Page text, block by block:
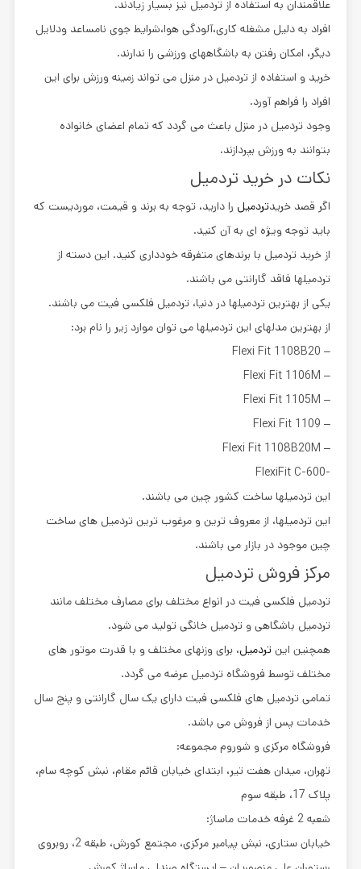
علاقمندان به استفاده از تردمیل نیز بسیار زیادند.
افراد به دلیل مشغله کاری،آلودگی هوا،شرایط جوی نامساعد ودلایل
دیگر، امکان رفتن به باشگاههای ورزشی را ندارند.
خرید و استفاده از تردمیل در منزل می تواند زمینه ورزش برای این
افراد را فراهم آورد.
وجود تردمیل در منزل باعث می گردد که تمام اعضای خانواده
بتوانند به ورزش بپردازند.
نکات در خرید تردمیل
اگر قصد خریدتردمیل را دارید، توجه به برند و قیمت، موردیست که
باید توجه ویژه ای به آن کنید.
از خرید تردمیل با برندهای متفرقه خودداری کنید. این دسته از
تردمیلها فاقد گارانتی می باشند.
یکی از بهترین تردمیلها در دنیا، تردمیل فلکسی فیت می باشند.
از بهترین مدلهای این تردمیلها می توان موارد زیر را نام برد:
– Flexi Fit 1108B20
– Flexi Fit 1106M
–
Flexi Fit 1105M
–
Flexi Fit 1109
–
Flexi Fit 1108B20M
-FlexiFit C-600
این تردمیلها ساخت کشور چین می باشند.
این تردمیلها، از معروف ترین و مرغوب ترین تردمیل های ساخت
چین موجود در بازار می باشند.
مرکز فروش تردمیل
تردمیل فلکسی فیت در انواع مختلف برای مصارف مختلف مانند
تردمیل باشگاهی و تردمیل خانگی تولید می شود.
همچنین این تردمیل، برای وزنهای مختلف و با قدرت موتور های
مختلف توسط فروشگاه تردمیل عرضه می گردد.
تمامی تردمیل های فلکسی فیت دارای یک سال گارانتی و پنج سال
خدمات پس از فروش می باشد.
فروشگاه مرکزی و شوروم مجموعه:
تهران، میدان هفت تیر، ابتدای خیابان قائم مقام، نبش کوچه سام،
پلاک 17، طبقه سوم
شعبه 2 غرفه خدمات ماساژ:
خیابان ستاری، نبش پیامبر مرکزی، مجتمع کورش، طبقه 2، روبروی